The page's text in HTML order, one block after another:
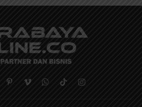
PinterestVimeoWhatsApp
TikTokInstagram